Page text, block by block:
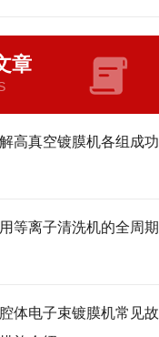
章
高真空镀膜机各组成功
等离子清洗机的全周期
体电子束镀膜机常见故